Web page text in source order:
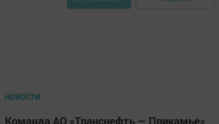
НОВОСТИ
Команда АО «Транснефть — Прикамье»